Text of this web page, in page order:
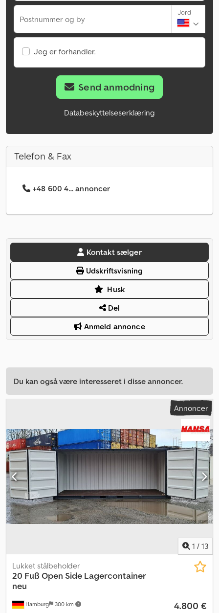
Postnummer og by
Jord
Jeg er forhandler.
Send anmodning
Databeskyttelseserklæring
Telefon & Fax
+48 600 4... annoncer
Kontakt sælger
Udskriftsvisning
Husk
Del
Anmeld annonce
Du kan også være interesseret i disse annoncer.
Annoncer
1 / 13
Hamburg 300 km
Lukket stålbeholder
20 Fuß Open Side Lagercontainer
neu
4.800 €